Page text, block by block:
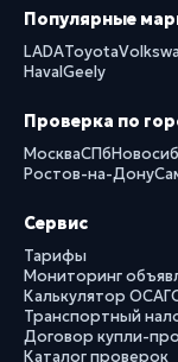
Популярные
LADAToyota
HavalGeely
Проверка по
МоскваСПб
Ростов-на-Дону
Сервис
Тарифы
Мониторинг
Калькулятор
Транспортный
Договор купли-
Каталог проверок